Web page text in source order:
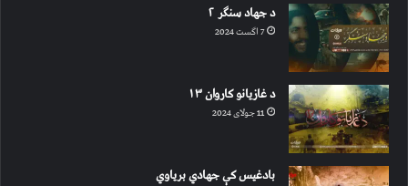
د جهاد سنګر ۲
7 اگست 2024
د غازیانو کاروان ۱۳
11 جولای 2024
بادغیس کې جهادي بریاوي